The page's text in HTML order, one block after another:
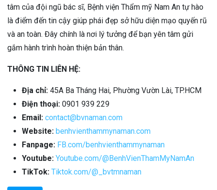
tâm của đội ngũ bác sĩ, Bệnh viện Thẩm mỹ Nam An tự hào
là điểm đến tin cậy giúp phái đẹp sở hữu diện mạo quyến rũ
và an toàn. Đây chính là nơi lý tưởng để bạn yên tâm gửi
gắm hành trình hoàn thiện bản thân.
THÔNG TIN LIÊN HỆ:
Địa chỉ: 45A Ba Tháng Hai, Phường Vườn Lài, TP.HCM
Điện thoại: 0901 939 229
Email: contact@bvnaman.com
Website: benhvienthammynaman.com
Fanpage: FB.com/benhvienthammynaman
Youtube: Youtube.com/@BenhVienThamMyNamAn
TikTok: Tiktok.com/@_bvtmnaman